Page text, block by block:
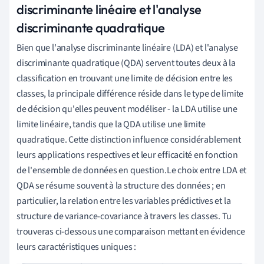
discriminante linéaire et l'analyse
discriminante quadratique
Bien que l'analyse discriminante linéaire (LDA) et l'analyse
discriminante quadratique (QDA) servent toutes deux à la
classification en trouvant une limite de décision entre les
classes, la principale différence réside dans le type de limite
de décision qu'elles peuvent modéliser - la LDA utilise une
limite linéaire, tandis que la QDA utilise une limite
quadratique. Cette distinction influence considérablement
leurs applications respectives et leur efficacité en fonction
de l'ensemble de données en question.Le choix entre LDA et
QDA se résume souvent à la structure des données ; en
particulier, la relation entre les variables prédictives et la
structure de variance-covariance à travers les classes. Tu
trouveras ci-dessous une comparaison mettant en évidence
leurs caractéristiques uniques :